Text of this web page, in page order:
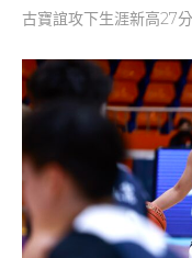
古寶誼攻下生涯新高27